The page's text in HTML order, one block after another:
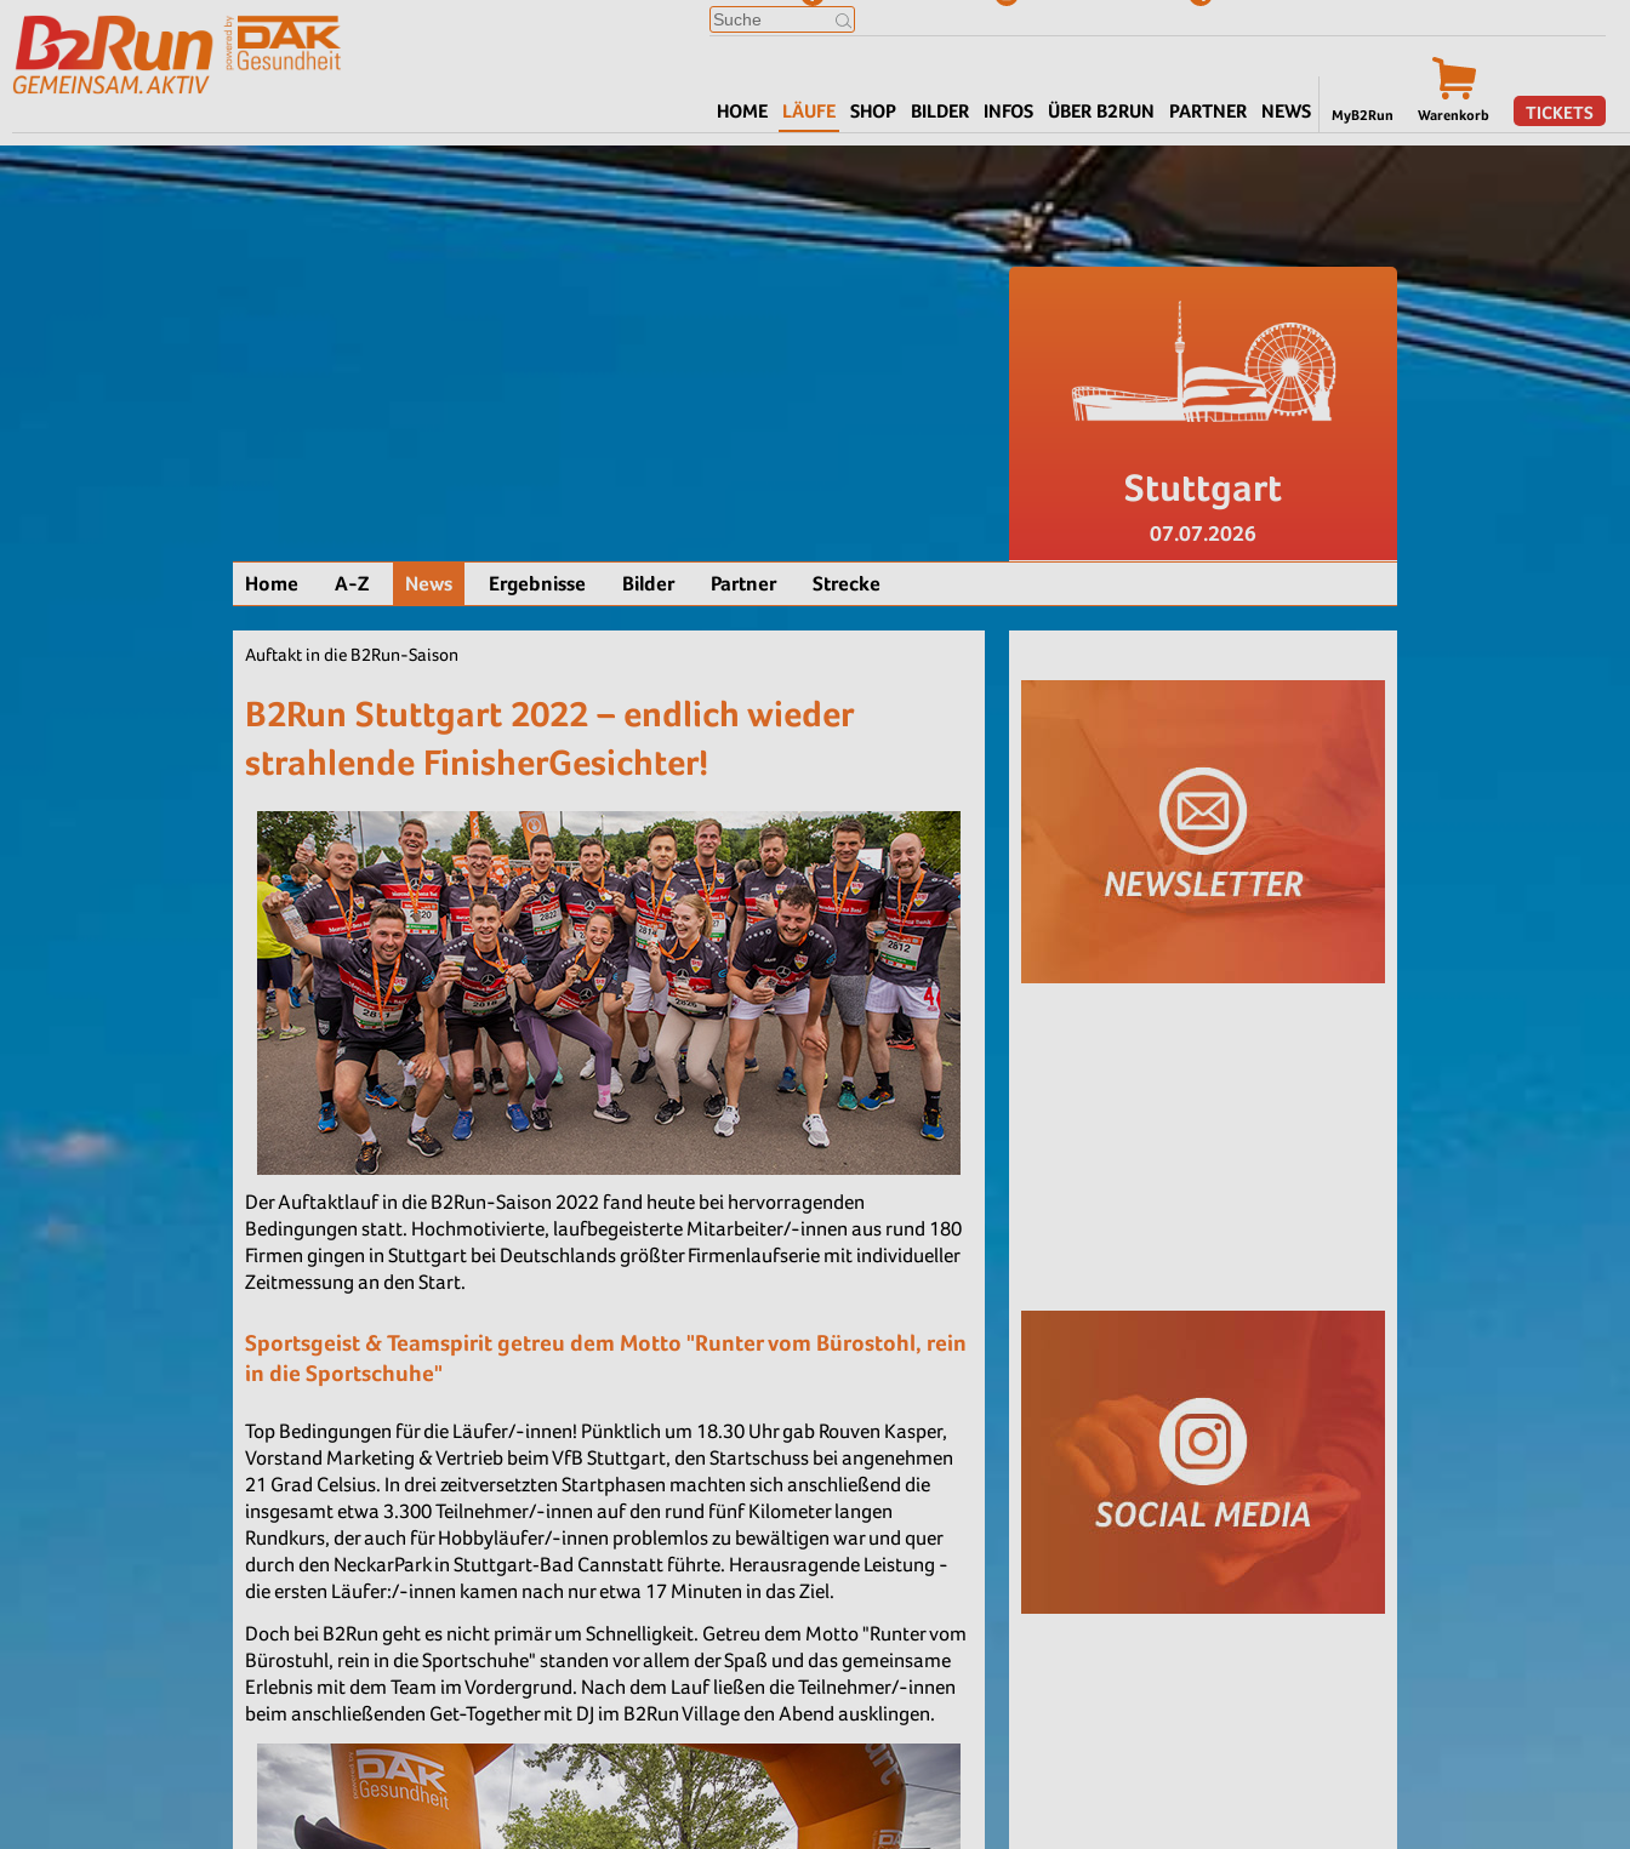
MyB2Run Warenkorb TICKETS
HOME LÄUFE SHOP BILDER INFOS ÜBER B2RUN PARTNER NEWS
Stuttgart
07.07.2026
Home A-Z News Ergebnisse Bilder Partner Strecke
Auftakt in die B2Run-Saison
B2Run Stuttgart 2022 – endlich wieder
strahlende FinisherGesichter!
Der Auftaktlauf in die B2Run-Saison 2022 fand heute bei hervorragenden
Bedingungen statt. Hochmotivierte, laufbegeisterte Mitarbeiter/-innen aus rund 180
Firmen gingen in Stuttgart bei Deutschlands größter Firmenlaufserie mit individueller
Zeitmessung an den Start.
Sportsgeist & Teamspirit getreu dem Motto "Runter vom Bürostohl, rein
in die Sportschuhe"
Top Bedingungen für die Läufer/-innen! Pünktlich um 18.30 Uhr gab Rouven Kasper,
Vorstand Marketing & Vertrieb beim VfB Stuttgart, den Startschuss bei angenehmen
21 Grad Celsius. In drei zeitversetzten Startphasen machten sich anschließend die
insgesamt etwa 3.300 Teilnehmer/-innen auf den rund fünf Kilometer langen
Rundkurs, der auch für Hobbyläufer/-innen problemlos zu bewältigen war und quer
durch den NeckarPark in Stuttgart‐Bad Cannstatt führte. Herausragende Leistung -
die ersten Läufer:/-innen kamen nach nur etwa 17 Minuten in das Ziel.
Doch bei B2Run geht es nicht primär um Schnelligkeit. Getreu dem Motto "Runter vom
Bürostuhl, rein in die Sportschuhe" standen vor allem der Spaß und das gemeinsame
Erlebnis mit dem Team im Vordergrund. Nach dem Lauf ließen die Teilnehmer/-innen
beim anschließenden Get-Together mit DJ im B2Run Village den Abend ausklingen.